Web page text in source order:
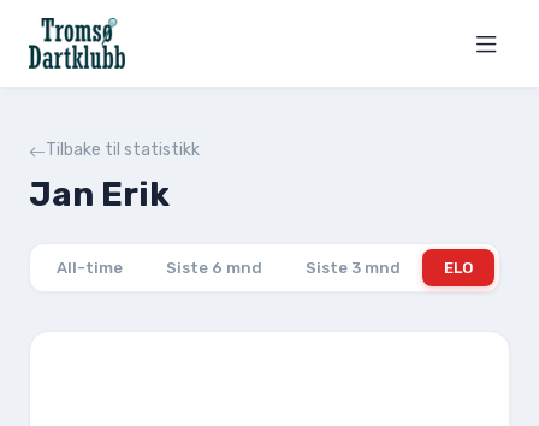
Tilbake til statistikk
Jan Erik
All-time Siste 6 mnd Siste 3 mnd ELO